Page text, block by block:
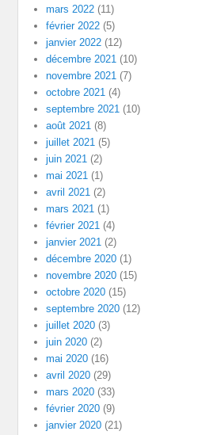
mars 2022 (11)
février 2022 (5)
janvier 2022 (12)
décembre 2021 (10)
novembre 2021 (7)
octobre 2021 (4)
septembre 2021 (10)
août 2021 (8)
juillet 2021 (5)
juin 2021 (2)
mai 2021 (1)
avril 2021 (2)
mars 2021 (1)
février 2021 (4)
janvier 2021 (2)
décembre 2020 (1)
novembre 2020 (15)
octobre 2020 (15)
septembre 2020 (12)
juillet 2020 (3)
juin 2020 (2)
mai 2020 (16)
avril 2020 (29)
mars 2020 (33)
février 2020 (9)
janvier 2020 (21)